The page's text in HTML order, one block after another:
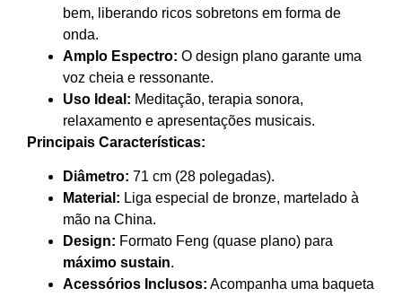
bem, liberando ricos sobretons em forma de
onda.
Amplo Espectro: O design plano garante uma
voz cheia e ressonante.
Uso Ideal: Meditação, terapia sonora,
relaxamento e apresentações musicais.
Principais Características:
Diâmetro: 71 cm (28 polegadas).
Material: Liga especial de bronze, martelado à
mão na China.
Design: Formato Feng (quase plano) para
máximo sustain.
Acessórios Inclusos: Acompanha uma baqueta